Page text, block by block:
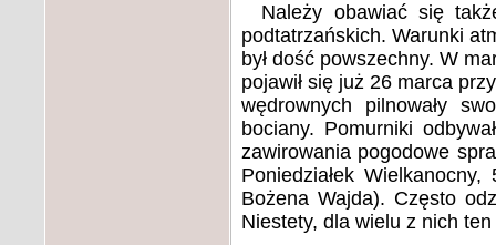
Należy obawiać się
podtatrzańskich. Warunki
był dość powszechny. W
pojawił się już 26 marca
wędrownych pilnowały
bociany. Pomurniki
zawirowania pogodowe
Poniedziałek
Bożena Wajda). Często
Niestety, dla wielu z nich